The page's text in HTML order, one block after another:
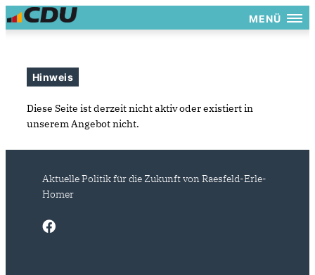
MENÜ
Hinweis
Diese Seite ist derzeit nicht aktiv oder existiert in
unserem Angebot nicht.
Aktuelle Politik für die Zukunft von Raesfeld-Erle-
Homer